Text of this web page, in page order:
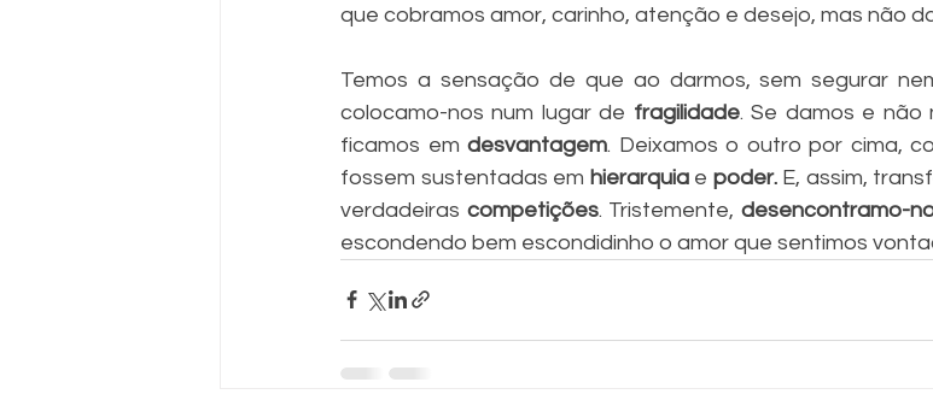
que cobramos amor, carinho, atenção e desejo, mas não
Temos a sensação de que ao darmos, sem segurar
colocamo-nos num lugar de fragilidade. Se damos e não
ficamos em desvantagem. Deixamos o outro por cima,
fossem sustentadas em hierarquia e poder. E, assim,
verdadeiras competições. Tristemente, desencontramo-
escondendo bem escondidinho o amor que sentimos